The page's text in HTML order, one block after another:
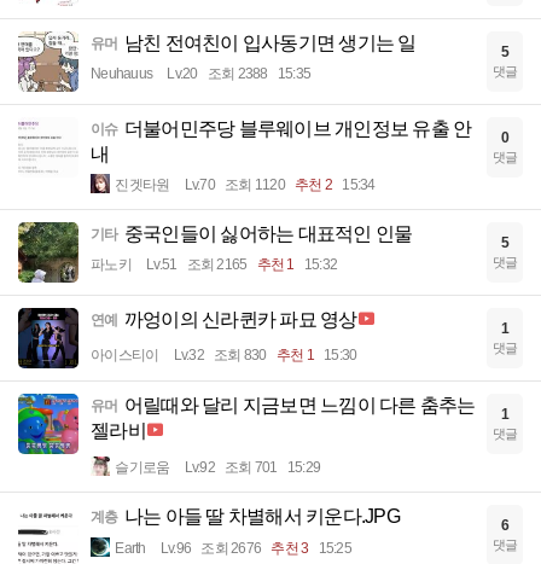
유머 남친 전여친이 입사동기면 생기는 일
Neuhauus Lv.20 조회 2388 15:35
5
댓글
이슈 더불어민주당 블루웨이브 개인정보 유출 안
내
진겟타원 Lv.70 조회 1120 추천 2 15:34
0
댓글
기타 중국인들이 싫어하는 대표적인 인물
파노키 Lv.51 조회 2165 추천 1 15:32
5
댓글
연예 까엉이의 신라퀸카 파묘 영상
아이스티이 Lv.32 조회 830 추천 1 15:30
1
댓글
유머 어릴때와 달리 지금보면 느낌이 다른 춤추는
젤라비
슬기로움 Lv.92 조회 701 15:29
1
댓글
계층 나는 아들 딸 차별해서 키운다.JPG
Earth Lv.96 조회 2676 추천 3 15:25
6
댓글